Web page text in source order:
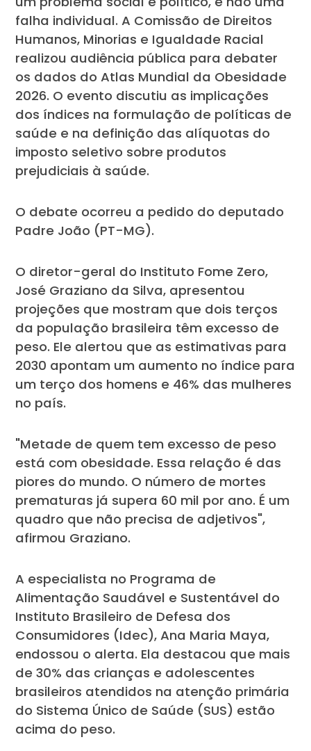
falha individual. A Comissão de Direitos
Humanos, Minorias e Igualdade Racial
realizou audiência pública para debater
os dados do Atlas Mundial da Obesidade
2026. O evento discutiu as implicações
dos índices na formulação de políticas de
saúde e na definição das alíquotas do
imposto seletivo sobre produtos
prejudiciais à saúde.
O debate ocorreu a pedido do deputado
Padre João (PT-MG).
O diretor-geral do Instituto Fome Zero,
José Graziano da Silva, apresentou
projeções que mostram que dois terços
da população brasileira têm excesso de
peso. Ele alertou que as estimativas para
2030 apontam um aumento no índice para
um terço dos homens e 46% das mulheres
no país.
"Metade de quem tem excesso de peso
está com obesidade. Essa relação é das
piores do mundo. O número de mortes
prematuras já supera 60 mil por ano. É um
quadro que não precisa de adjetivos",
afirmou Graziano.
A especialista no Programa de
Alimentação Saudável e Sustentável do
Instituto Brasileiro de Defesa dos
Consumidores (Idec), Ana Maria Maya,
endossou o alerta. Ela destacou que mais
de 30% das crianças e adolescentes
brasileiros atendidos na atenção primária
do Sistema Único de Saúde (SUS) estão
acima do peso.